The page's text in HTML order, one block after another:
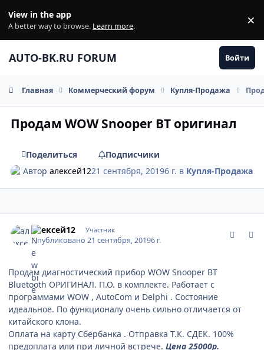
View in the app
A better way to browse. Learn more. ×
AUTO-BK.RU FORUM Войти
Главная Коммерческий форум Купля-Продажа
Продам WOW Snooper BT оригинал
Поделиться
Подписчики
Авторалексей1221 сентября, 20196 г. в Купля-Продажа
алексей12 Участник
Опубликовано21 сентября, 20196 г.
Продам диагностический прибор WOW Snooper BT
Bluetooth ОРИГИНАЛ. П.О. в комплекте. Работает с
программами WOW , AutoCom и Delphi . Состояние
идеальное. По функционалу очень сильно отличается от
китайского клона.
Оплата на карту Сбербанка . Отправка Т.К. СДЕК. 100%
предоплата или при личной встрече. Цена 25000р.